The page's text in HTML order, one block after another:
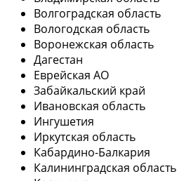
Волгоградская область
Вологодская область
Воронежская область
Дагестан
Еврейская АО
Забайкальский край
Ивановская область
Ингушетия
Иркутская область
Кабардино-Балкария
Калининградская область